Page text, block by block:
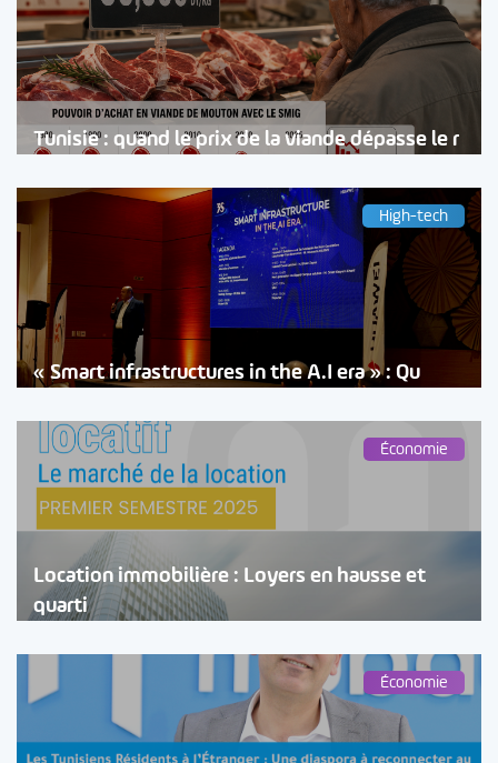
Tunisie : quand le prix de la viande dépasse le r
High-tech
« Smart infrastructures in the A.I era » : Qu
Économie
Location immobilière : Loyers en hausse et
quarti
Économie